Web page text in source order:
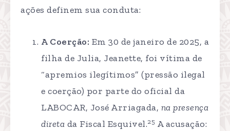
ações definem sua conduta:
A Coerção: Em 30 de janeiro de 2025, a
filha de Julia, Jeanette, foi vítima de
“apremios ilegítimos” (pressão ilegal
e coerção) por parte do oficial da
LABOCAR, José Arriagada, na presença
direta da Fiscal Esquivel.25 A acusação: